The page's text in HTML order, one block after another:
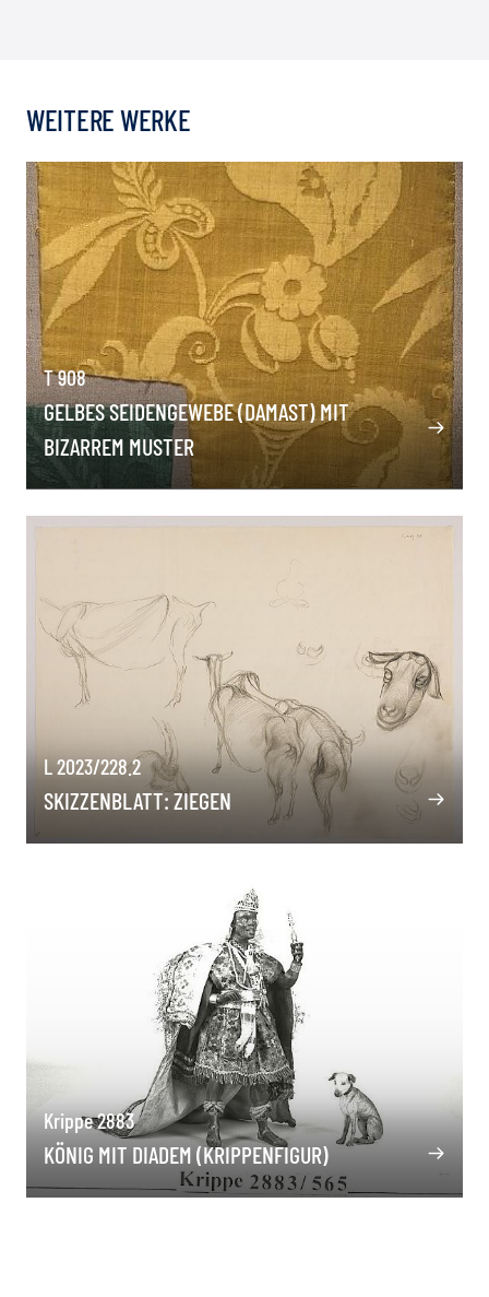
WEITERE WERKE
T 908
GELBES SEIDENGEWEBE (DAMAST) MIT
BIZARREM MUSTER
L 2023/228.2
SKIZZENBLATT: ZIEGEN
Krippe 2883
KÖNIG MIT DIADEM (KRIPPENFIGUR)